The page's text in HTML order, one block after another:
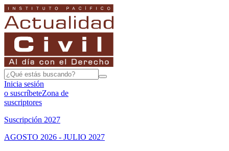
Inicia sesión
o suscríbeteZona de
suscriptores
Suscripción 2027
AGOSTO 2026 - JULIO 2027